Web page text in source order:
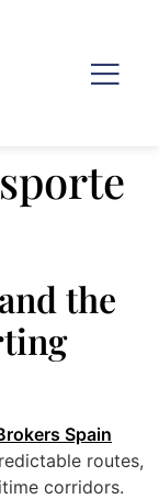
the
routes,
corridors.